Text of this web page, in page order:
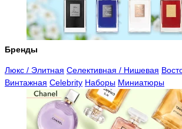
Бренды
Люкс / Элитная Селективная / Нишевая
Винтажная Celebrity Наборы Миниатюры